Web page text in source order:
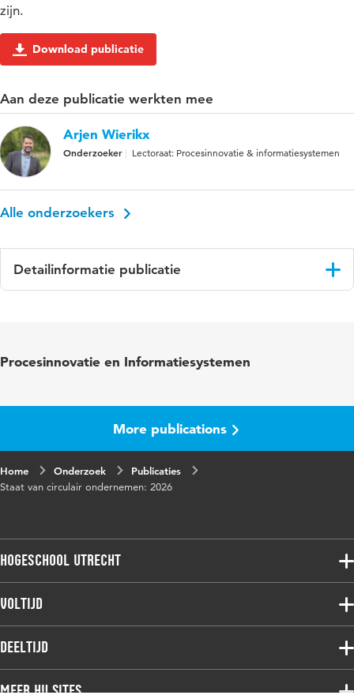
zijn.
Download publicatie
Aan deze publicatie werkten mee
Arjen Wierikx
Onderzoeker Lectoraat: Procesinnovatie & informatiesystemen
Alle onderzoekers
Detailinformatie publicatie
midden- en kleinbedrijf (mkb)
Procesinnovatie en Informatiesystemen
More publications
Home Onderzoek
Publicaties
Staat van circulair ondernemen: 2026
Hogeschool Utrecht
Voltijdopleidingen
Deeltijdopleidingen
Onderzoek
Voltijd
Associate degree
Bachelor
Deeltijd
Associate degree
Meer HU sites